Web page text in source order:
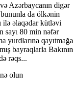
Azərbaycanın digər
da ölkənin
ilə əlaqədar kütləvi
sayı 80 min nəfər
yurdlarına qayıtmağa
bayraqlarla Bakının
rəqs...
olun